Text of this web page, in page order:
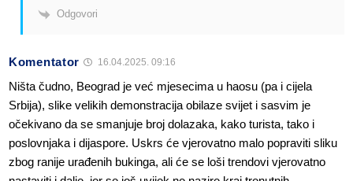
Odgovori
Komentator 16.04.2025. 09:16
Ništa čudno, Beograd je već mjesecima u haosu (pa i cijela
Srbija), slike velikih demonstracija obilaze svijet i sasvim je
očekivano da se smanjuje broj dolazaka, kako turista, tako i
poslovnjaka i dijaspore. Uskrs će vjerovatno malo popraviti sliku
zbog ranije urađenih bukinga, ali će se loši trendovi vjerovatno